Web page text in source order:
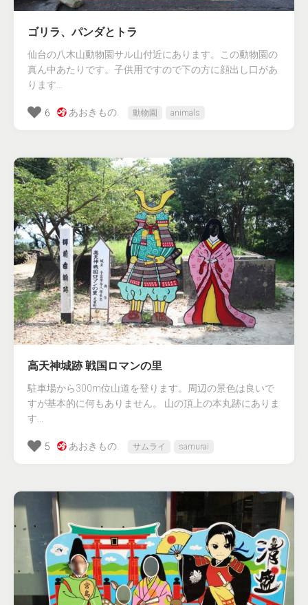
ゴリラ、パンダとトラ
仙台の八木山動物園サル山付近にあります。この動物園の
真ん中あたりです。子供用ですので下の方に顔出し口があ
ります...
6 あおきもの. 動物園 animals
高天神城跡 戦国ロマンの里
駐車場から300m位山道を登ります。周辺の景色は良いで
すが基本的に何もありません。 山の頂上の本丸跡にありま
す...
5 あおきもの. サムライ samurai